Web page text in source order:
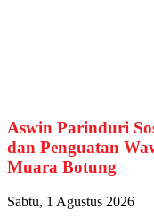
Aswin Parinduri
dan Penguatan
Muara Botung
Sabtu, 1 Agustus 2026